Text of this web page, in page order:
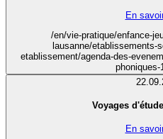
En
/en/vie-pratique/enfance-
lausanne/etablissements-
etablissement/agenda-des-
phoniques-
Voyages
En